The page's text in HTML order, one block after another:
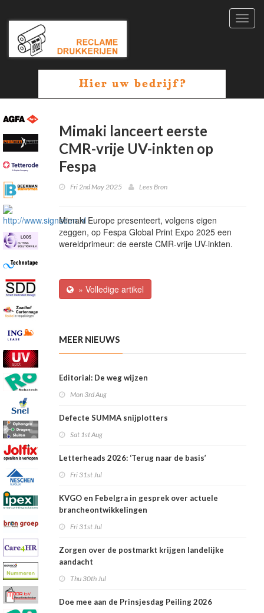
Mimaki lanceert eerste
CMR-vrije UV-inkten op
Fespa
Fri 2nd May 2025 Lees Bron
Mimaki Europe presenteert, volgens eigen
zeggen, op Fespa Global Print Expo 2025 een
wereldprimeur: de eerste CMR-vrije UV-inkten.
» Volledige artikel
MEER NIEUWS
Editorial: De weg wijzen
Mon 3rd Aug
Defecte SUMMA snijplotters
Sat 1st Aug
Letterheads 2026: ‘Terug naar de basis’
Fri 31st Jul
KVGO en Febelgra in gesprek over actuele
brancheontwikkelingen
Fri 31st Jul
Zorgen over de postmarkt krijgen landelijke
aandacht
Thu 30th Jul
Doe mee aan de Prinsjesdag Peiling 2026